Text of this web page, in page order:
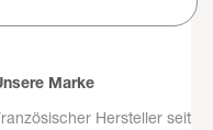
Marke
Hersteller seit